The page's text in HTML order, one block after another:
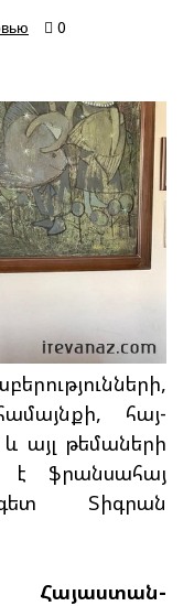
0
հայ-
այլ թեմաների
է ֆրանսահայ
Տիգրան
Հայաստան-